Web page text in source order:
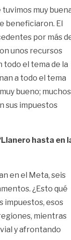
tuvimos muy
beneficiaron. El
por más
unos recursos
el tema de la
a todo el tema
bueno; muchos
sus impuestos
hasta en
en el Meta, seis
¿Esto qué
impuestos, esos
mientras
y afrontando